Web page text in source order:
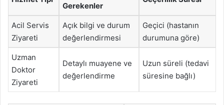
Gerekenler
Acil Servis
Ziyareti
Açık bilgi ve durum
değerlendirmesi
Geçici (hastanın
durumuna göre)
Uzman
Doktor
Ziyareti
Detaylı muayene ve
değerlendirme
Uzun süreli (tedavi
süresine bağlı)